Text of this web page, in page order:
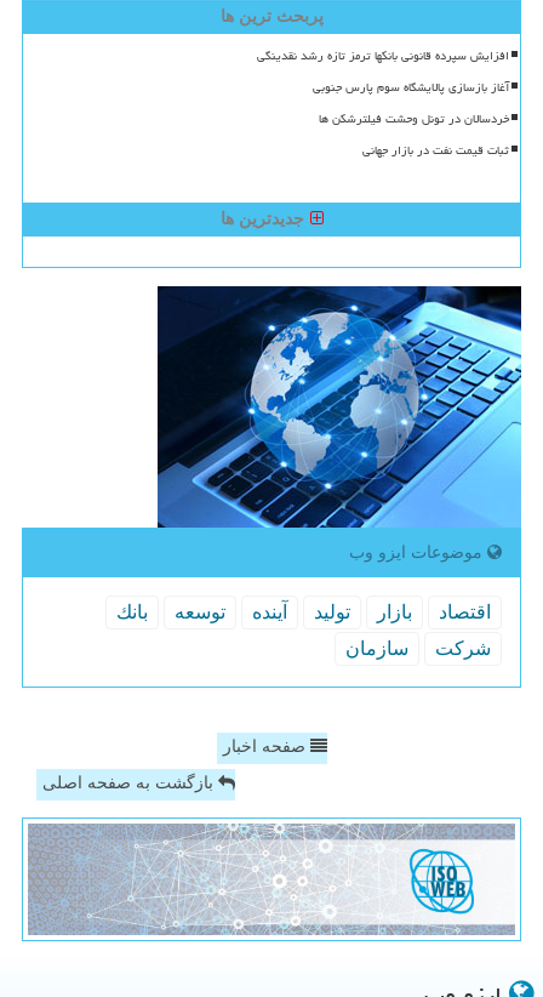
پربحث ترین ها
افزایش سپرده قانونی بانکها ترمز تازه رشد نقدینگی
آغاز بازسازی پالایشگاه سوم پارس جنوبی
خردسالان در تونل وحشت فیلترشکن ها
ثبات قیمت نفت در بازار جهانی
جدیدترین ها
موضوعات ایزو وب
اقتصاد بازار تولید آینده توسعه
بانك
شركت
سازمان
صفحه اخبار
بازگشت به صفحه اصلی